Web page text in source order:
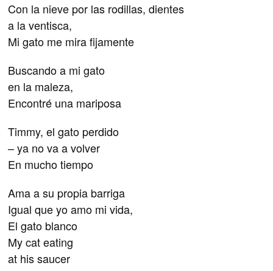
Con la nieve por las rodillas, dientes
a la ventisca,
Mi gato me mira fijamente
Buscando a mi gato
en la maleza,
Encontré una mariposa
Timmy, el gato perdido
– ya no va a volver
En mucho tiempo
Ama a su propia barriga
Igual que yo amo mi vida,
El gato blanco
My cat eating
at his saucer